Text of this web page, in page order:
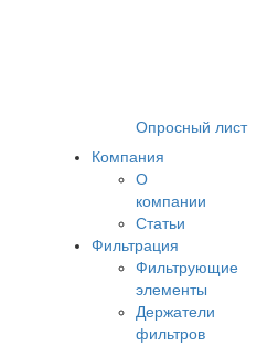
Опросный лист
Компания
О
компании
Статьи
Фильтрация
Фильтрующие
элементы
Держатели
фильтров